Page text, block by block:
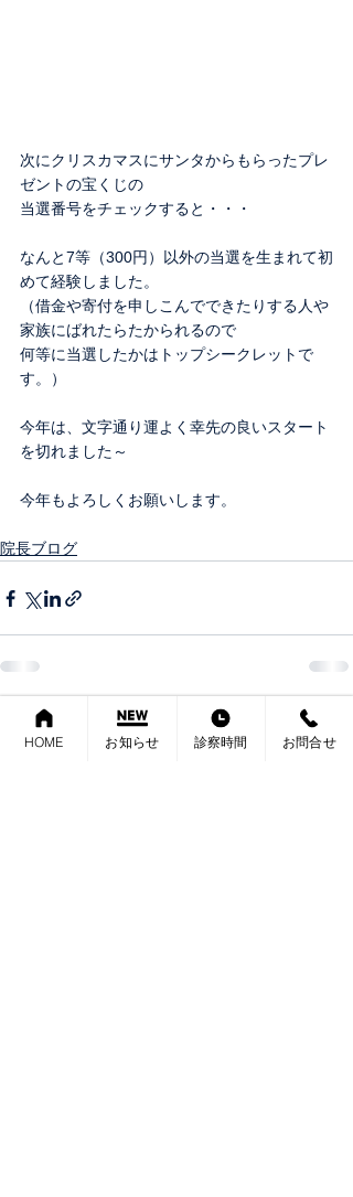
次にクリスカマスにサンタからもらったプレ
ゼントの宝くじの
当選番号をチェックすると・・・
なんと7等（300円）以外の当選を生まれて初
めて経験しました。
（借金や寄付を申しこんでできたりする人や
家族にばれたらたかられるので
何等に当選したかはトップシークレットで
す。）
今年は、文字通り運よく幸先の良いスタート
を切れました～
今年もよろしくお願いします。
院長ブログ
HOME お知らせ 診察時間 お問合せ